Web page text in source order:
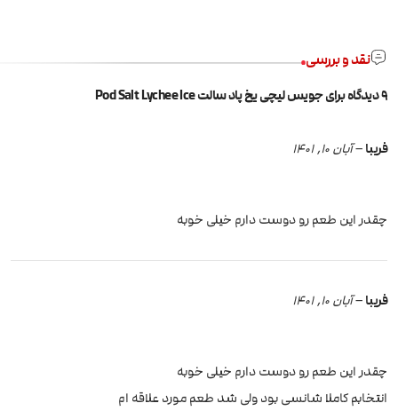
نقد و بررسی
9 دیدگاه برای جویس لیچی یخ پاد سالت Pod Salt Lychee Ice
فریبا–آبان 10, 1401
چقدر این طعم رو دوست دارم خیلی خوبه
فریبا–آبان 10, 1401
چقدر این طعم رو دوست دارم خیلی خوبه
انتخابم کاملا شانسی بود ولی شد طعم مورد علاقه ام